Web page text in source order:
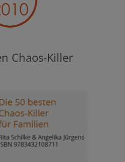
Chaos-Killer